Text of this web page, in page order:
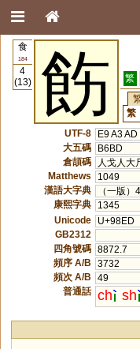
食
184
4
(13)
飭 繁
繁
UTF-8
E9 A3 AD
大五碼
B6BD
倉頡碼
人戈人大
Matthews
1049
漢語大字典
（一版
康熙字典
1345
Unicode
U+98ED
GB2312
四角號碼 8872.7
頻序 A/B
3732
頻次 A/B
49
普通話 ch sh